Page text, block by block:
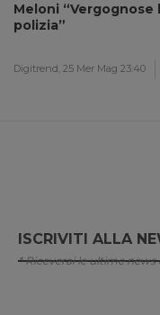
Meloni
polizia”
Digitrend, 25 Mer Mag 23:40
ISCRIVITI ALLA
* Riceverai le ultime news